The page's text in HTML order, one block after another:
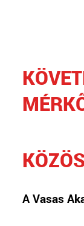
A Vasas